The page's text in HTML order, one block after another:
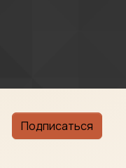
Подписаться